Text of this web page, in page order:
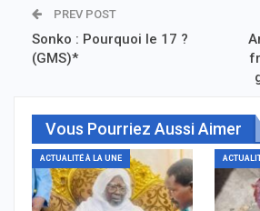
PREV POST
Sonko : Pourquoi le 17 ?
(GMS)*
Vous Pourriez Aussi Aimer
ACTUALITÉ À LA UNE